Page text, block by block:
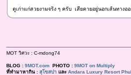
ดูเก่าแก่สวยงามจริง ๆ ครับ เสียดายอยู่นอกเส้นทาง
MOT วิศวะ : C-mdong74
BLOG : 9MOT.comPHOTO : 9MOT on Multiply
ที่ทำมาหากิน : สุโขสปา และ Andara Luxury Resort